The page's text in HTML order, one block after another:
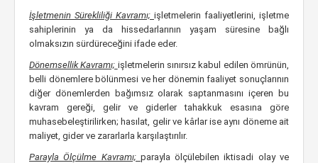
İşletmenin Sürekliliği Kavramı; işletmelerin faaliyetlerini, işletme
sahiplerinin ya da hissedarlarının yaşam süresine bağlı
olmaksızın sürdüreceğini ifade eder.
Dönemsellik Kavramı; işletmelerin sınırsız kabul edilen ömrünün,
belli dönemlere bölünmesi ve her dönemin faaliyet sonuçlarının
diğer dönemlerden bağımsız olarak saptanmasını içeren bu
kavram gereği, gelir ve giderler tahakkuk esasına göre
muhasebeleştirilirken; hasılat, gelir ve kârlar ise aynı döneme ait
maliyet, gider ve zararlarla karşılaştırılır.
Parayla Ölçülme Kavramı; parayla ölçülebilen iktisadi olay ve